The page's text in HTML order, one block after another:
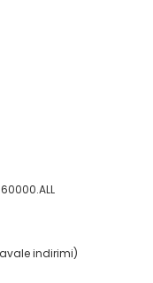
indirimi)